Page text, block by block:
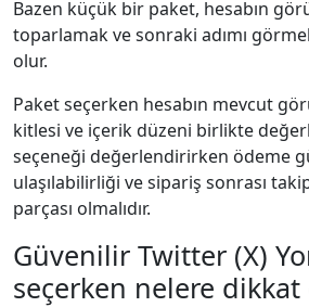
Bazen küçük bir paket, hesabın
toparlamak ve sonraki adımı
olur.
Paket seçerken hesabın mevcut
kitlesi ve içerik düzeni birlikte
seçeneği değerlendirirken ödeme
ulaşılabilirliği ve sipariş sonrası
parçası olmalıdır.
Güvenilir Twitter (X)
seçerken nelere